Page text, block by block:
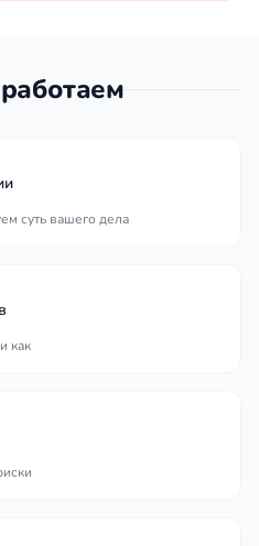
суть вашего дела
как